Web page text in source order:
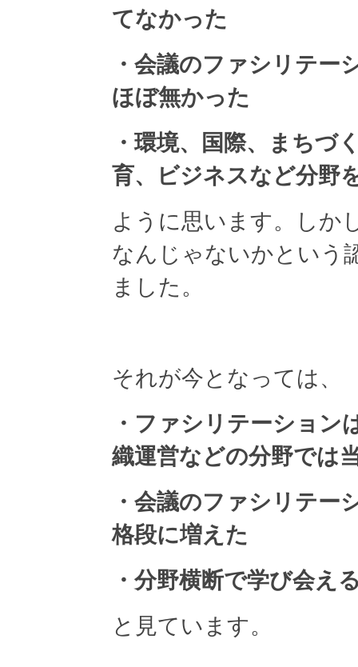
てなかった
・会議のファシリテー
ほぼ無かった
・環境、国際、まちづ
育、ビジネスなど分野
ように思います。しか
なんじゃないかという
ました。
それが今となっては、
・ファシリテーション
織運営などの分野では
・会議のファシリテー
格段に増えた
・分野横断で学び会え
と見ています。